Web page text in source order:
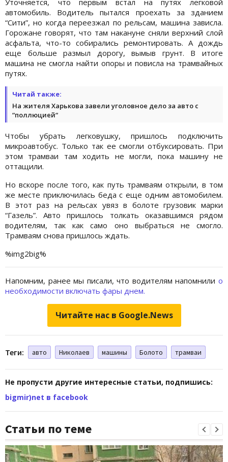
автомобиль. Водитель пытался проехать за зданием
“Сити”, но когда переезжал по рельсам, машина зависла.
Горожане говорят, что там накануне сняли верхний слой
асфальта, что-то собирались ремонтировать. А дождь
еще больше размыл дорогу, вымыв грунт. В итоге
машина не смогла найти опоры и повисла на трамвайных
путях.
Читай также:
На жителя Харькова завели уголовное дело за авто с
“поллюцией“
Чтобы убрать легковушку, пришлось подключить
микроавтобус. Только так ее смогли отбуксировать. При
этом трамваи там ходить не могли, пока машину не
оттащили.
Но вскоре после того, как путь трамваям открыли, в том
же месте приключилась беда с еще одним автомобилем.
В этот раз на рельсах увяз в болоте грузовик марки
“Газель”. Авто пришлось толкать оказавшимся рядом
водителям, так как само оно выбраться не смогло.
Трамваям снова пришлось ждать.
%img2big%
Напомним, ранее мы писали, что водителям напомнили о
необходимости включать фары днем.
Читайте нас в Google.News
Теги: авто Николаев машины Болото трамваи
Не пропусти другие интересные статьи, подпишись:
bigmir)net в facebook
Статьи по теме